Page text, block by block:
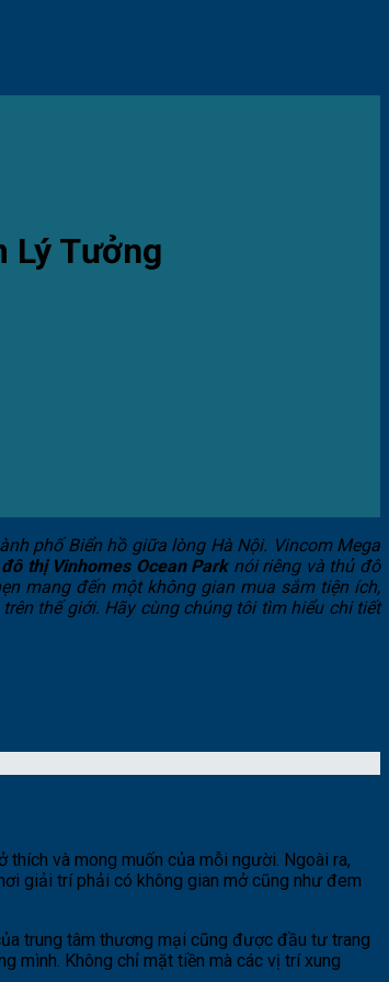
Lý Tưởng
phố Biển hồ giữa lòng Hà Nội. Vincom Mega
đô thị Vinhomes Ocean Parknói riêng và thủ đô
mang đến một không gian mua sắm tiện ích,
thế giới. Hãy cùng chúng tôi tìm hiểu chi tiết
và mong muốn của mỗi người. Ngoài ra,
giải trí phải có không gian mở cũng như đem
trung tâm thương mại cũng được đầu tư trang
mình. Không chỉ mặt tiền mà các vị trí xung